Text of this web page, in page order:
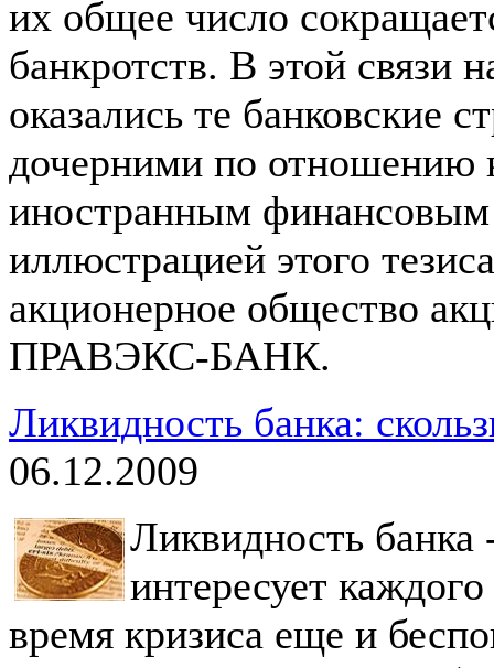
их общее число
банкротств. В этой связи
оказались те банковские
дочерними по
иностранным
иллюстрацией этого
акционерное общество
ПРАВЭКС-БАНК.
Ликвидность банка:
06.12.2009
Ликвидность банка
интересует
время кризиса еще и